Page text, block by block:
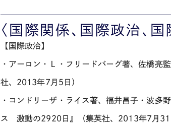
〈国際関係、国際政治、
【国際政治】
・アーロン・Ｌ・フリードバーグ著、佐橋亮
社、2013年7月5日）
・コンドリーザ・ライス著、福井昌子・波
ス 激動の2920日』（集英社、2013年7月31